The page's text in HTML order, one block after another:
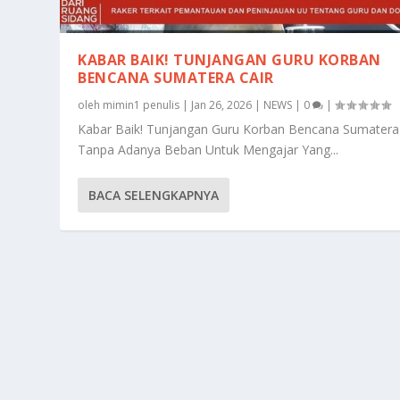
KABAR BAIK! TUNJANGAN GURU KORBAN
BENCANA SUMATERA CAIR
oleh mimin1 penulis | Jan 26, 2026 | NEWS | 0 |
Kabar Baik! Tunjangan Guru Korban Bencana
Tanpa Adanya Beban Untuk Mengajar Yang...
BACA SELENGKAPNYA